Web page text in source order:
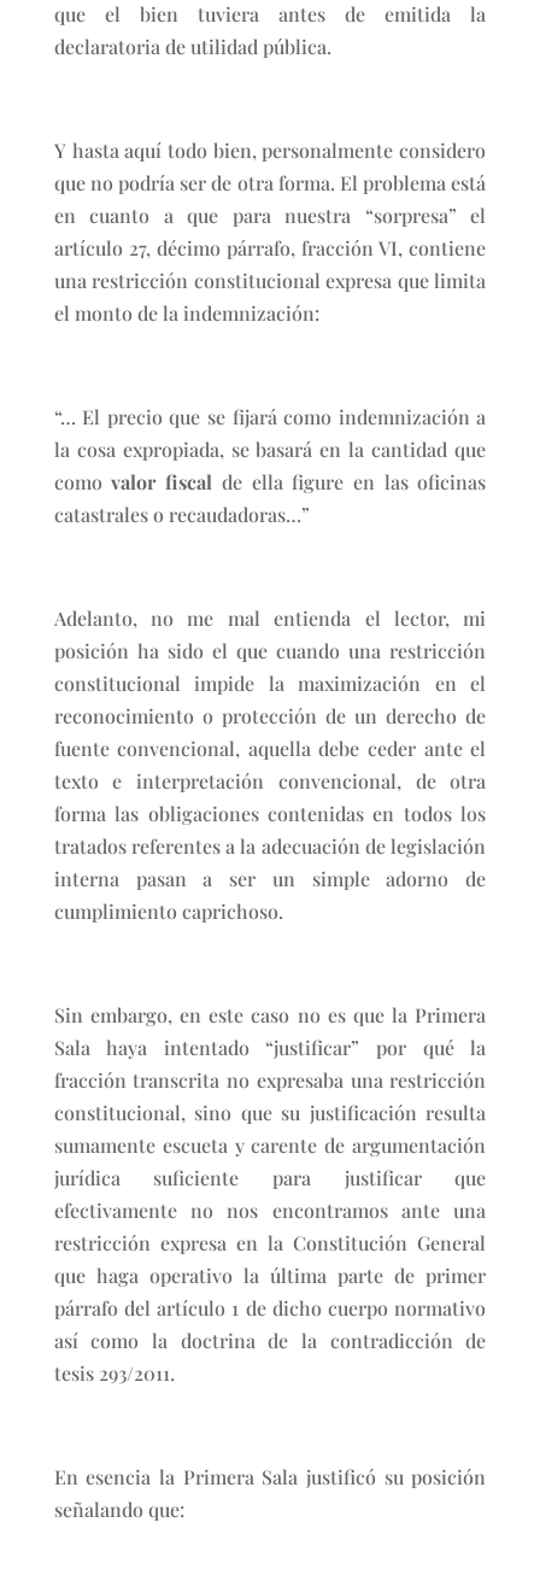
que el bien tuviera antes de emitida la
declaratoria de utilidad pública.
Y hasta aquí todo bien, personalmente considero
que no podría ser de otra forma. El problema está
en cuanto a que para nuestra “sorpresa” el
artículo 27, décimo párrafo, fracción VI, contiene
una restricción constitucional expresa que limita
el monto de la indemnización:
“… El precio que se fijará como indemnización a
la cosa expropiada, se basará en la cantidad que
comovalor fiscal de ella figure en las oficinas
catastrales o recaudadoras…”
Adelanto, no me mal entienda el lector, mi
posición ha sido el que cuando una restricción
constitucional impide la maximización en el
reconocimiento o protección de un derecho de
fuente convencional, aquella debe ceder ante el
texto e interpretación convencional, de otra
forma las obligaciones contenidas en todos los
tratados referentes a la adecuación de legislación
interna pasan a ser un simple adorno de
cumplimiento caprichoso.
Sin embargo, en este caso no es que la Primera
Sala haya intentado “justificar” por qué la
fracción transcrita no expresaba una restricción
constitucional, sino que su justificación resulta
sumamente escueta y carente de argumentación
jurídica suficiente para justificar que
efectivamente no nos encontramos ante una
restricción expresa en la Constitución General
que haga operativo la última parte de primer
párrafo del artículo 1 de dicho cuerpo normativo
así como la doctrina de la contradicción de
tesis 293/2011.
En esencia la Primera Sala justificó su posición
señalando que: